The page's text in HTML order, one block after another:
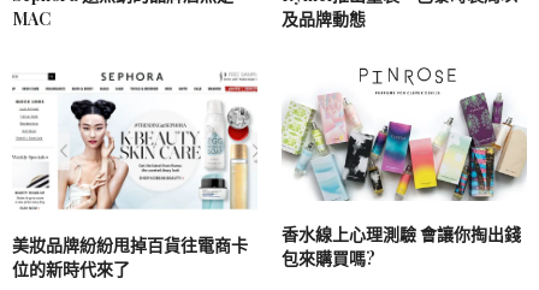
MAC
及品牌動態
美妝品牌紛紛甩掉百貨往電商卡
位的新時代來了
香水線上心理測驗 會讓你掏出錢
包來購買嗎?